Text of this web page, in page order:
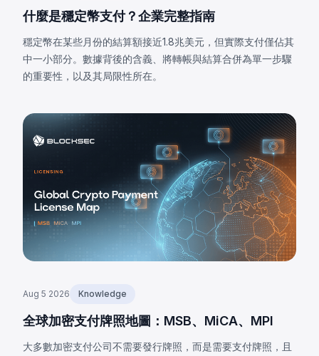
什麼是穩定幣支付？企業完整指南
穩定幣在某些月份的結算額接近1.8兆美元，但實際支付僅佔其
中一小部分。數據背後的含義、將轉帳與結算合併為單一步驟
的重要性，以及其局限性所在。
Aug 5 2026 Knowledge
全球加密支付牌照地圖：MSB、MiCA、MPI
大多數加密支付公司不需要發行牌照，而是需要支付牌照，且